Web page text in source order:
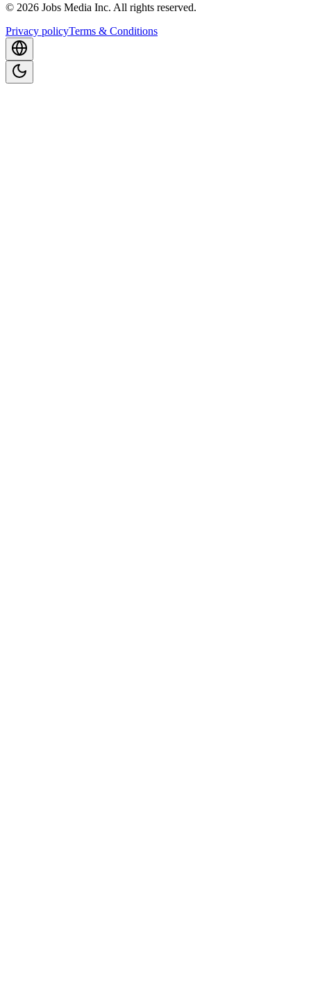
© 2026 Jobs Media Inc. All rights reserved.
Privacy policyTerms & Conditions